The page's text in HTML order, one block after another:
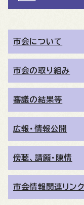
市会について
市会の取り組み
審議の結果等
広報・情報公開
傍聴、請願・陳情
市会情報関連リンク